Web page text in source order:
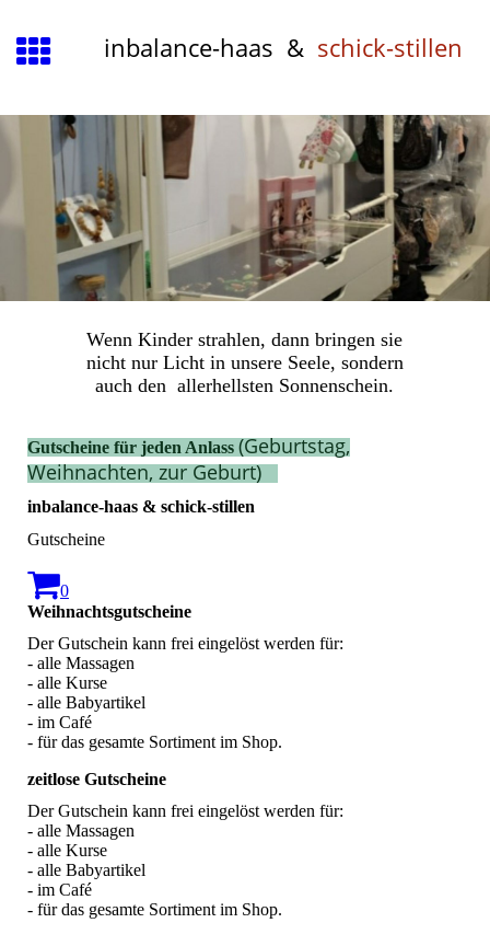
inbalance-haas & schick-stillen
Wenn Kinder strahlen, dann bringen sie
nicht nur Licht in unsere Seele, sondern
auch den allerhellsten Sonnenschein.
Gutscheine für jeden Anlass (Geburtstag,
Weihnachten, zur Geburt)
inbalance-haas & schick-stillen
Gutscheine
0
Weihnachtsgutscheine
Der Gutschein kann frei eingelöst werden für:
- alle Massagen
- alle Kurse
- alle Babyartikel
- im Café
- für das gesamte Sortiment im Shop.
zeitlose Gutscheine
Der Gutschein kann frei eingelöst werden für:
- alle Massagen
- alle Kurse
- alle Babyartikel
- im Café
- für das gesamte Sortiment im Shop.